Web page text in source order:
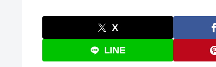
X
LINE